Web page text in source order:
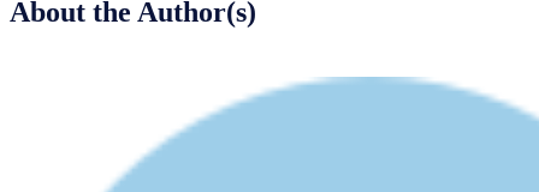
About the Author(s)